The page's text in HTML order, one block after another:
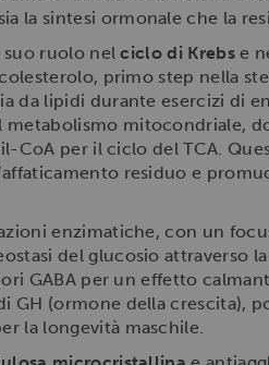
la sintesi ormonale che la
suo ruolo nelciclo di Krebse
primo step nella
lipidi durante esercizi di
metabolismo mitocondriale,
per il ciclo del TCA.
residuo e
enzimatiche, con un
del glucosio attraverso
GABA per un effetto
GH (ormone della crescita),
la longevità maschile.